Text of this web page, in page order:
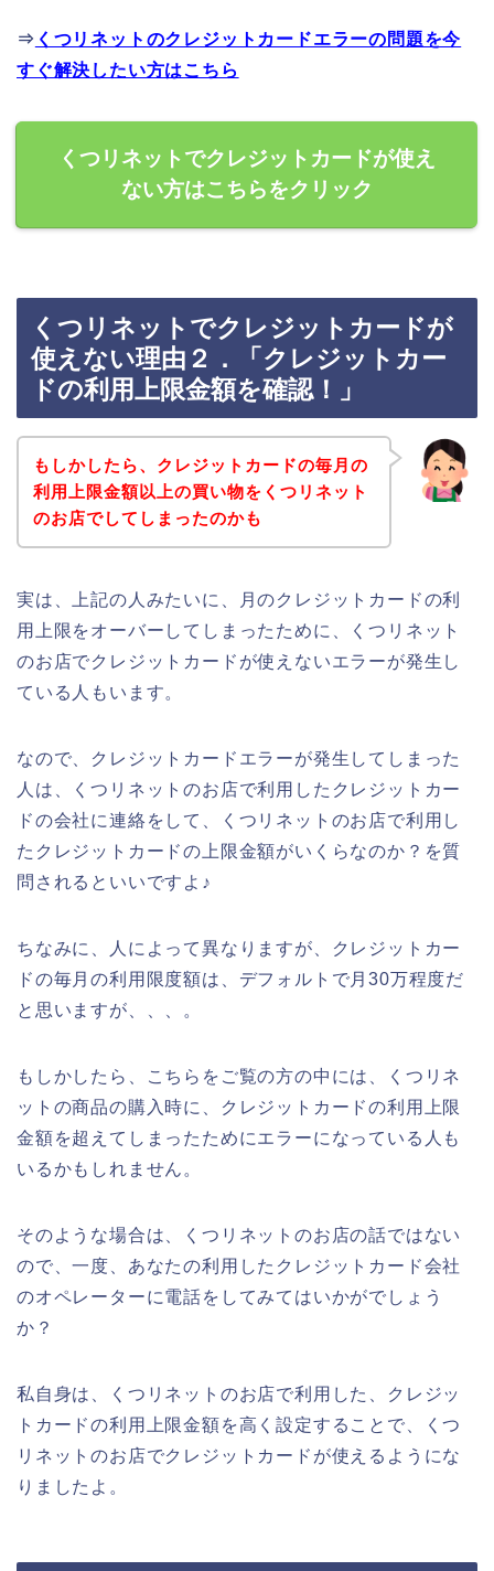
⇒ くつリネットのクレジットカードエラーの問題を今
すぐ解決したい方はこちら
くつリネットでクレジットカードが使え
ない方はこちらをクリック
くつリネットでクレジットカードが
使えない理由２．「クレジットカー
ドの利用上限金額を確認！」
もしかしたら、クレジットカードの毎月の
利用上限金額以上の買い物をくつリネット
のお店でしてしまったのかも
実は、上記の人みたいに、月のクレジットカードの利
用上限をオーバーしてしまったために、くつリネット
のお店でクレジットカードが使えないエラーが発生し
ている人もいます。
なので、クレジットカードエラーが発生してしまった
人は、くつリネットのお店で利用したクレジットカー
ドの会社に連絡をして、くつリネットのお店で利用し
たクレジットカードの上限金額がいくらなのか？を質
問されるといいですよ♪
ちなみに、人によって異なりますが、クレジットカー
ドの毎月の利用限度額は、デフォルトで月30万程度だ
と思いますが、、、。
もしかしたら、こちらをご覧の方の中には、くつリネ
ットの商品の購入時に、クレジットカードの利用上限
金額を超えてしまったためにエラーになっている人も
いるかもしれません。
そのような場合は、くつリネットのお店の話ではない
ので、一度、あなたの利用したクレジットカード会社
のオペレーターに電話をしてみてはいかがでしょう
か？
私自身は、くつリネットのお店で利用した、クレジッ
トカードの利用上限金額を高く設定することで、くつ
リネットのお店でクレジットカードが使えるようにな
りましたよ。